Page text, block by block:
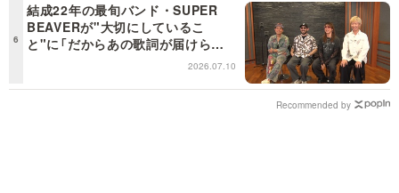
結成22年の最旬バンド・SUPER
BEAVERが"大切にしているこ
と"に「だからあの歌詞が届けられ
るんだ」共感の声＜日曜日の初耳学
2026.07.10
Recommended by